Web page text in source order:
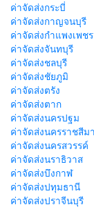
ค่าจัดส่งกระบี่
ค่าจัดส่งกาญจนบุรี
ค่าจัดส่งกำแพงเพชร
ค่าจัดส่งจันทบุรี
ค่าจัดส่งชลบุรี
ค่าจัดส่งชัยภูมิ
ค่าจัดส่งตรัง
ค่าจัดส่งตาก
ค่าจัดส่งนครปฐม
ค่าจัดส่งนครราชสีมา
ค่าจัดส่งนครสวรรค์
ค่าจัดส่งนราธิวาส
ค่าจัดส่งบึงกาฬ
ค่าจัดส่งปทุมธานี
ค่าจัดส่งปราจีนบุรี